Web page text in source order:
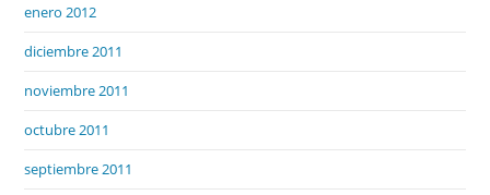
enero 2012
diciembre 2011
noviembre 2011
octubre 2011
septiembre 2011